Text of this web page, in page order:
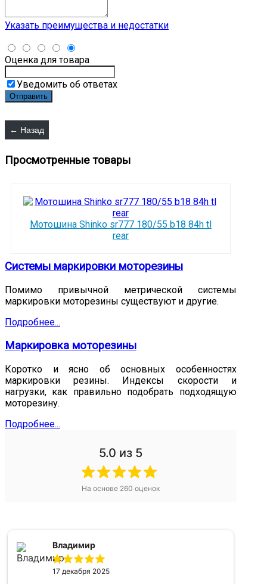
Указать преимущества и недостатки
Оценка для товара
Уведомить об ответах
Просмотренные товары
Мотошина Shinko sr777 180/55 b18 84h tl
rear
Системы маркировки моторезины
Помимо привычной метрической системы
маркировки моторезины существуют и другие.
Подробнее...
Маркировка моторезины
Коротко и ясно об основных особенностях
маркировки резины. Индексы скорости и
нагрузки, как правильно подобрать подходящую
моторезину.
Подробнее...
5.0 из 5
На основе 260 оценок
Владимир
17 декабря 2025